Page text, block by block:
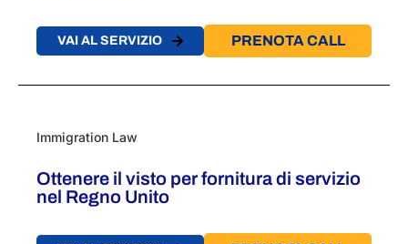
VAI AL SERVIZIO PRENOTA CALL
Immigration Law
Ottenere il visto per fornitura di servizio
nel Regno Unito